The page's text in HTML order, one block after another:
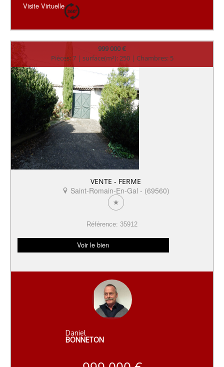
Visite Virtuelle
999 000 €
Pièces: 7 | surface(m²): 250 | Chambres: 5
VENTE - FERME
Saint-Romain-En-Gal - (69560)
Référence: 35912
Voir le bien
Daniel
BONNETON